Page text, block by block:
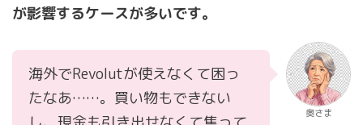
が影響するケースが多いです。
海外でRevolutが使えなくて困っ
たなあ……。買い物もできない
奥さま